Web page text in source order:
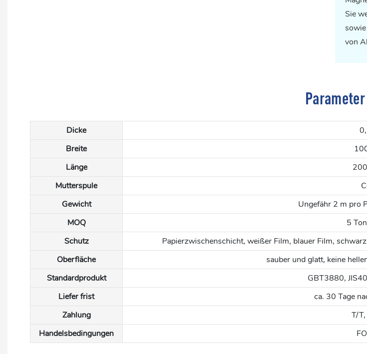
Sie
von
Parameter
Dicke
Breite
Länge
Mutterspule
Gewicht
Ungefähr 2 m pro
MOQ
5
Schutz
Papierzwischenschicht, weißer Film, blauer Film,
Oberfläche
sauber und glatt, keine
Standardprodukt
GBT3880,
Liefer frist
ca. 30 Tage
Zahlung
T/
Handelsbedingungen